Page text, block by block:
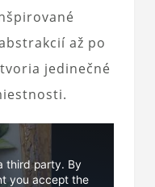
až po
jedinečné
third party. By
you accept the